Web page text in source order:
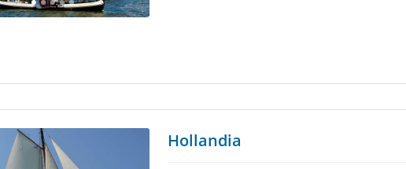
Hollandia